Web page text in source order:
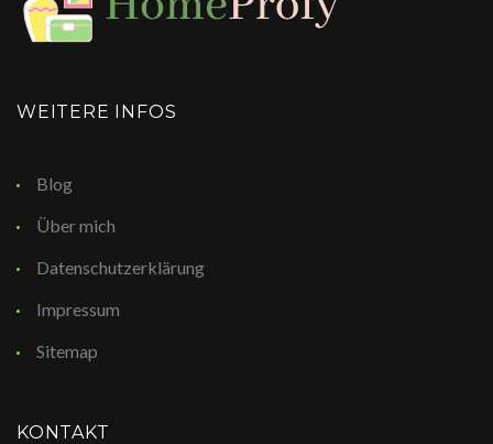
WEITERE INFOS
Blog
Über mich
Datenschutzerklärung
Impressum
Sitemap
KONTAKT